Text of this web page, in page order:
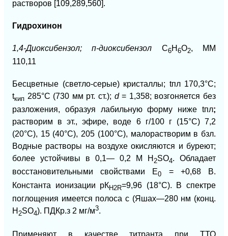
растворов [109,289,560].
Гидрохинон
1,4-Диоксибензол; п-диоксибензол С6Н 6О2, ММ
110,11
Бесцветные (светло-серые) кристаллы; tпл 170,3°С;
tкип 285°С (730 мм рт. ст.); d= 1,358; возгоняется без
разложения, образуя лабильную форму ниже tпл;
растворим в эт., эфире, воде 6 г/100 г (15°С) 7,2
(20°С), 15 (40°С), 205 (100°C), малорастворим в бзл.
Водные растворы на воздухе окисляются и буреют;
более устойчивы в 0,1— 0,2 М H 2SO4. Обладает
восстановительными свойствами E0 = +0,68 В.
Константа ионизации рКH2R=9,96 (18°С).
В спектре
поглощения имеется полоса с (Яшах—280 нм (конц.
H 2SO4). ПДКр.з 2 мг/м3.
Применяют в качестве титранта при ТТО